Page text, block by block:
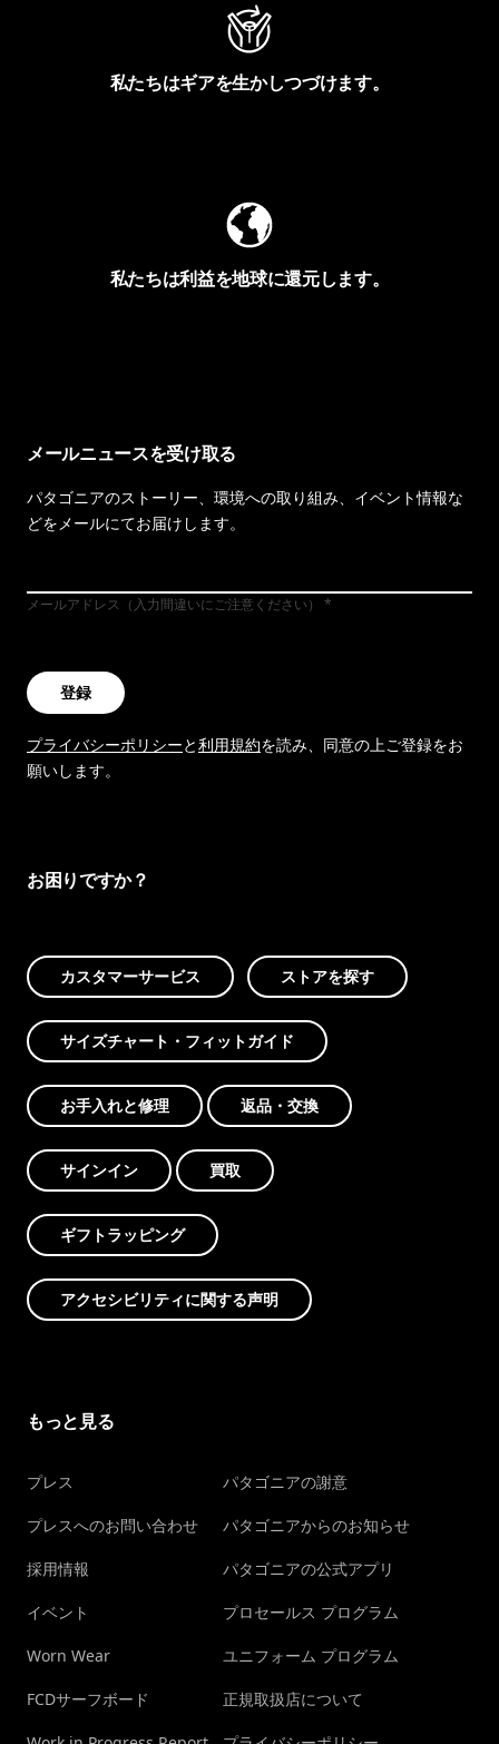
私たちはギアを生かしつづけます。
私たちは利益を地球に還元します。
メールニュースを受け取る
パタゴニアのストーリー、環境への取り組み、イベント情報な
どをメールにてお届けします。
メールアドレス（入力間違いにご注意ください）
登録
プライバシーポリシーと利用規約を読み、同意の上ご登録をお
願いします。
お困りですか？
カスタマーサービス ストアを探す
サイズチャート・フィットガイド
お手入れと修理 返品・交換
サインイン 買取
ギフトラッピング
アクセシビリティに関する声明
もっと見る
プレス
プレスへのお問い合わせ
採用情報
イベント
Worn Wear
FCDサーフボード
パタゴニアの謝意
パタゴニアからのお知らせ
パタゴニアの公式アプリ
プロセールス プログラム
ユニフォーム プログラム
正規取扱店について